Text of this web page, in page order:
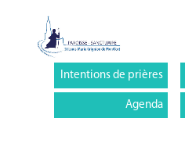
Intentions de prières
Agenda